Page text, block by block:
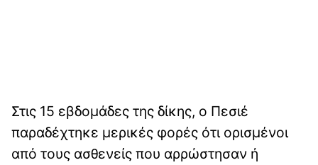
Στις 15 εβδομάδες της δίκης, ο Πεσιέ
παραδέχτηκε μερικές φορές ότι ορισμένοι
από τους ασθενείς που αρρώστησαν ή